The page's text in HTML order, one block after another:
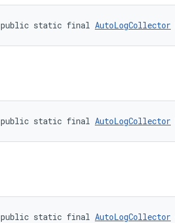
public static final AutoLogCollector
public static final AutoLogCollector
public static final AutoLogCollector